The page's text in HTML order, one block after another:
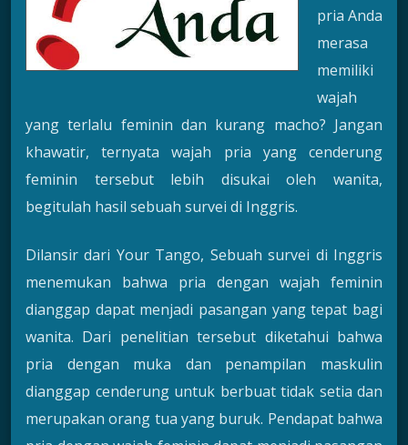
pria Anda
merasa
memiliki
wajah
yang terlalu feminin dan kurang macho? Jangan
khawatir, ternyata wajah pria yang cenderung
feminin tersebut lebih disukai oleh wanita,
begitulah hasil sebuah survei di Inggris.
Dilansir dari Your Tango, Sebuah survei di Inggris
menemukan bahwa pria dengan wajah feminin
dianggap dapat menjadi pasangan yang tepat bagi
wanita. Dari penelitian tersebut diketahui bahwa
pria dengan muka dan penampilan maskulin
dianggap cenderung untuk berbuat tidak setia dan
merupakan orang tua yang buruk. Pendapat bahwa